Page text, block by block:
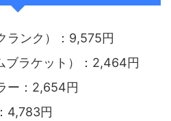
ランク）：9,575円
ブラケット）：2,464円
ー：2,654円
4,783円